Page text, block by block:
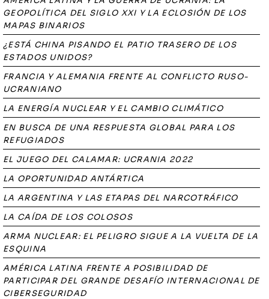
GEOPOLÍTICA DEL SIGLO XXI Y LA ECLOSIÓN DE LOS
MAPAS BINARIOS
¿ESTÁ CHINA PISANDO EL PATIO TRASERO DE LOS
ESTADOS UNIDOS?
FRANCIA Y ALEMANIA FRENTE AL CONFLICTO RUSO-
UCRANIANO
LA ENERGÍA NUCLEAR Y EL CAMBIO CLIMÁTICO
EN BUSCA DE UNA RESPUESTA GLOBAL PARA LOS
REFUGIADOS
EL JUEGO DEL CALAMAR: UCRANIA 2022
LA OPORTUNIDAD ANTÁRTICA
LA ARGENTINA Y LAS ETAPAS DEL NARCOTRÁFICO
LA CAÍDA DE LOS COLOSOS
ARMA NUCLEAR: EL PELIGRO SIGUE A LA VUELTA DE LA
ESQUINA
AMÉRICA LATINA FRENTE A POSIBILIDAD DE
PARTICIPAR DEL GRANDE DESAFÍO INTERNACIONAL DE
CIBERSEGURIDAD